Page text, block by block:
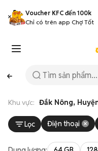
Voucher KFC đến 100k
Chỉ có trên app Chợ Tốt
Khu vực: Đắk Nông,
Lọc Điện thoại